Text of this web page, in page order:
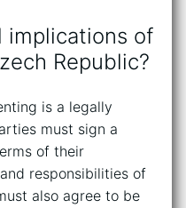
implications of
Republic?
is a legally
must sign a
of their
responsibilities of
also agree to be